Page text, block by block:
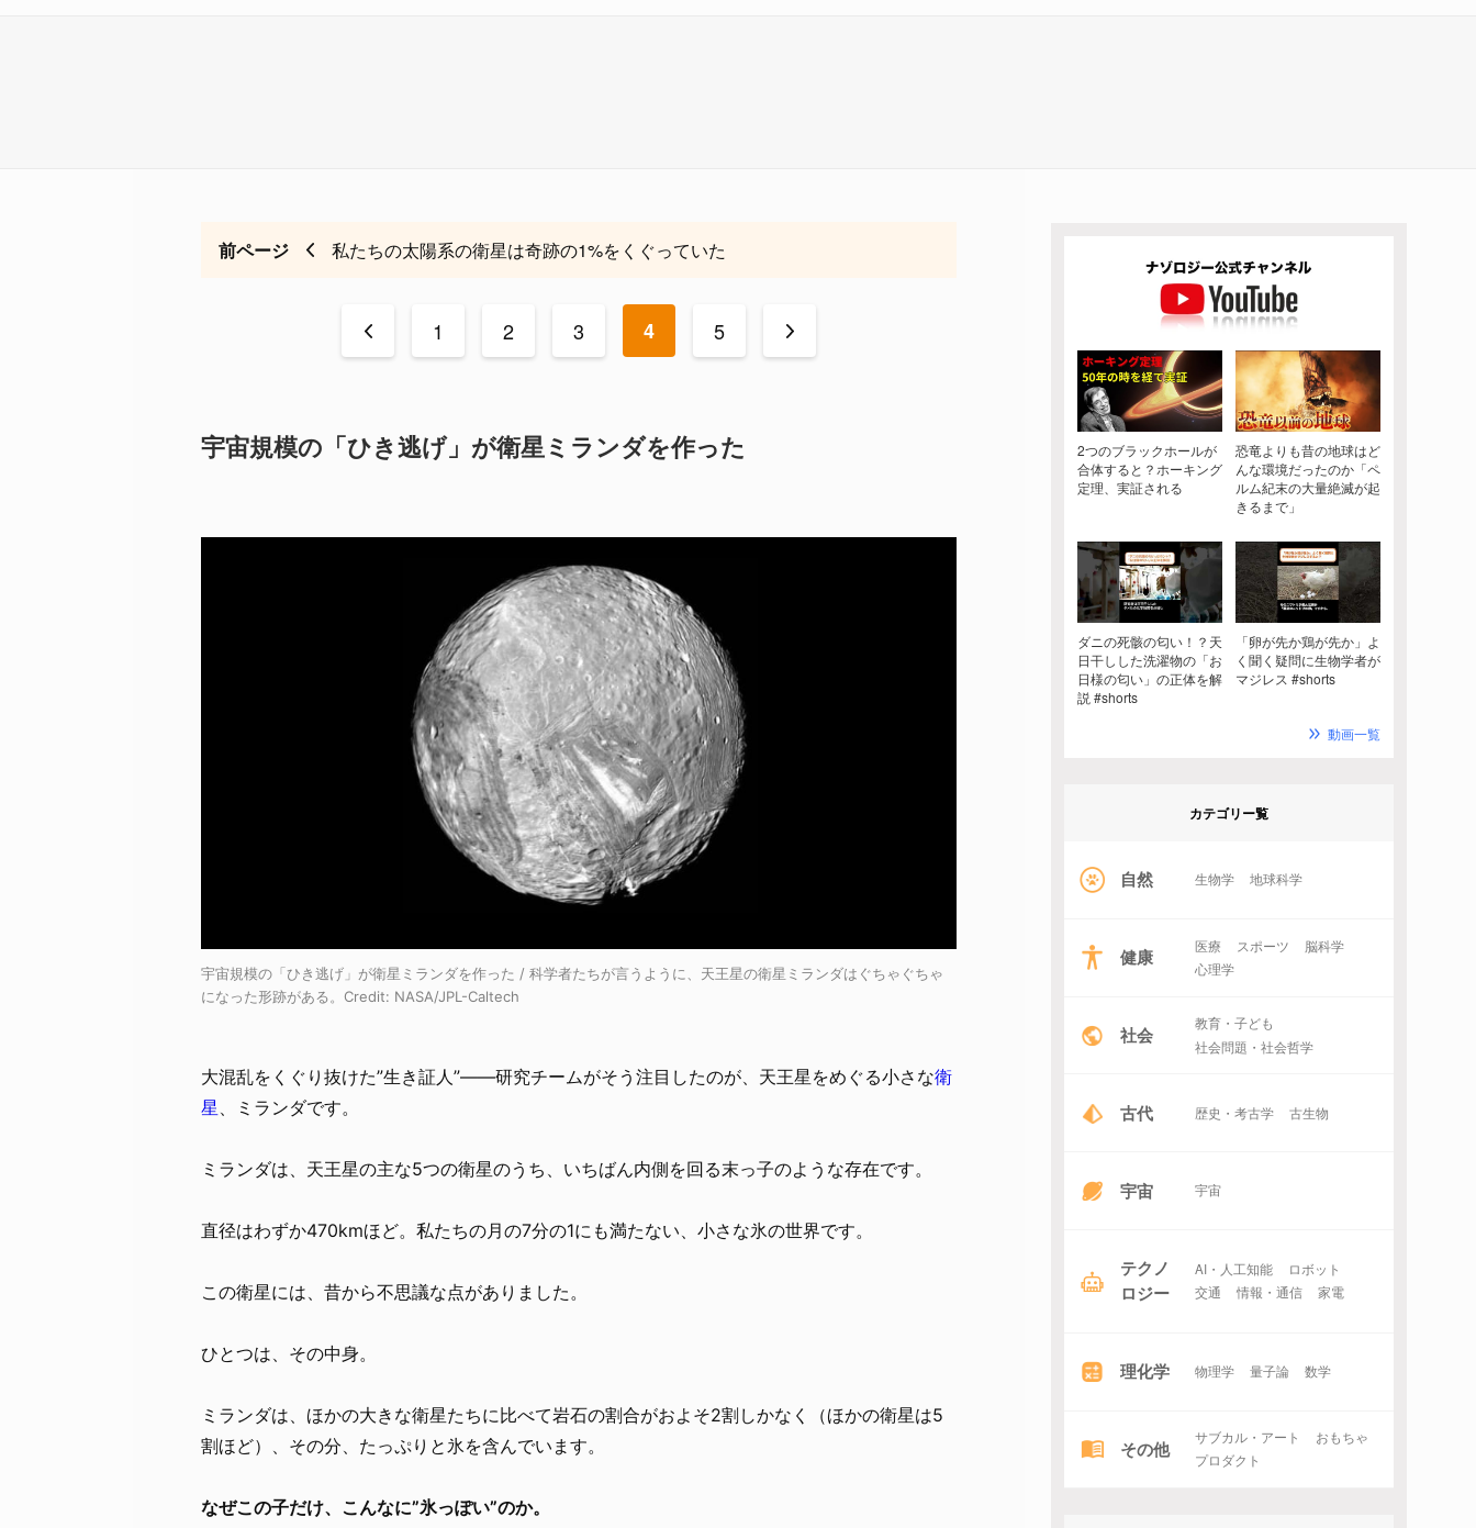
前ページ 私たちの太陽系の衛星は奇跡の1%をくぐっていた
< 1 2 3 4 5 >
宇宙規模の「ひき逃げ」が衛星ミランダを作った
宇宙規模の「ひき逃げ」が衛星ミランダを作った / 科学者たちが言うように、天王星の衛星ミランダはぐちゃぐちゃ
になった形跡がある。Credit: NASA/JPL-Caltech
大混乱をくぐり抜けた”生き証人”——研究チームがそう注目したのが、天王星をめぐる小さな衛
星 、ミランダです。
ミランダは、天王星の主な5つの衛星のうち、いちばん内側を回る末っ子のような存在です。
直径はわずか470kmほど。私たちの月の7分の1にも満たない、小さな氷の世界です。
この衛星には、昔から不思議な点がありました。
ひとつは、その中身。
ミランダは、ほかの大きな衛星たちに比べて岩石の割合がおよそ2割しかなく（ほかの衛星は5
割ほど）、その分、たっぷりと氷を含んでいます。
なぜこの子だけ、こんなに”氷っぽい”のか。
2つのブラックホールが
合体すると？ホーキング
定理、実証される
恐竜よりも昔の地球はど
んな環境だったのか「ペ
ルム紀末の大量絶滅が起
きるまで」
ダニの死骸の匂い！？天
日干しした洗濯物の「お
日様の匂い」の正体を解
説 #shorts
「卵が先か鶏が先か」よ
く聞く疑問に生物学者が
マジレス #shorts
動画一覧
カテゴリー覧
自然 生物学 地球科学
健康 医療 スポーツ
脳科学
心理学
社会
教育・子ども
社会問題・社会哲学
古代 歴史・考古学 古生物
宇宙 宇宙
テクノ
ロジー
AI・人工知能
ロボット
交通
情報・通信 家電
理化学 物理学 量子論 数学
その他 サブカル・アート
おもちゃ
プロダクト